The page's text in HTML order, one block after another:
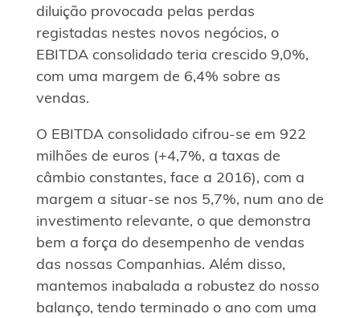
diluição provocada pelas perdas
registadas nestes novos negócios, o
EBITDA consolidado teria crescido 9,0%,
com uma margem de 6,4% sobre as
vendas.
O EBITDA consolidado cifrou-se em 922
milhões de euros (+4,7%, a taxas de
câmbio constantes, face a 2016), com a
margem a situar-se nos 5,7%, num ano de
investimento relevante, o que demonstra
bem a força do desempenho de vendas
das nossas Companhias. Além disso,
mantemos inabalada a robustez do nosso
balanço, tendo terminado o ano com uma